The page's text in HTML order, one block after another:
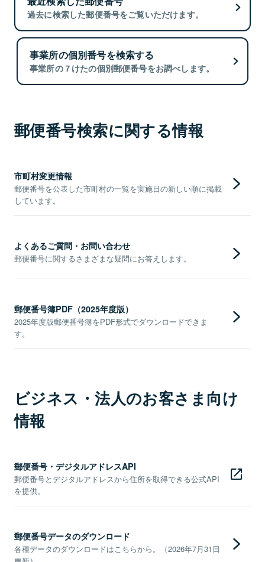
過去に検索した郵便番号をご覧いただけます。
事業所の個別番号を検索する
事業所の７けたの個別郵便番号をお調べします。
郵便番号検索に関する情報
市町村変更情報
郵便番号を公表した市町村の一覧を実施日の新しい順に掲載
しています。
よくあるご質問・お問い合わせ
郵便番号に関するさまざまな疑問にお答えします。
郵便番号簿PDF（2025年度版）
2025年度版郵便番号簿をPDF形式でダウンロードできま
す。
ビジネス・法人のお客さま向け
情報
郵便番号・デジタルアドレスAPI
郵便番号とデジタルアドレスから住所を取得できる公式API
を提供。
郵便番号データのダウンロード
各種データのダウンロードはこちらから。（2026年7月31日